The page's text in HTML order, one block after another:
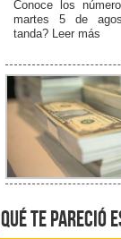
Conoce los
martes 5 de
tanda? Leer más
qué te pareció